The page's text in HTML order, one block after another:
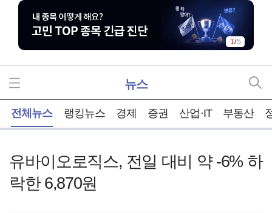
1/5
뉴스
전체뉴스 랭킹뉴스 경제 증권 산업·IT 부동산
유바이오로직스, 전일 대비 약 -6% 하
락한 6,870원